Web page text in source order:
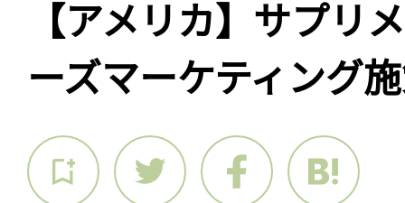
【アメリカ】サプリ
ーズマーケティング